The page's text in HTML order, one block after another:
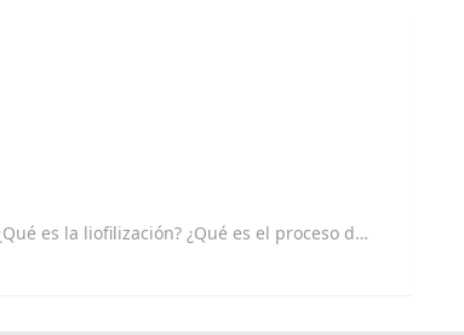
es la liofilización? ¿Qué es el proceso de liofilización?